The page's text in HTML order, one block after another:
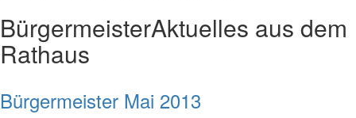
BürgermeisterAktuelles aus dem
Rathaus
Bürgermeister Mai 2013